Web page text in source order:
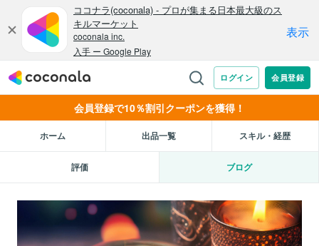
会員登録で10％割引クーポンを獲得！
ホーム 出品一覧 スキル・経歴
評価 ブログ